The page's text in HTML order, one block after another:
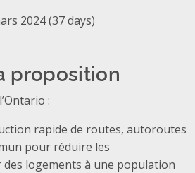
2024 (37 days)
proposition
:
rapide de routes, autoroutes
pour réduire les
logements à une population